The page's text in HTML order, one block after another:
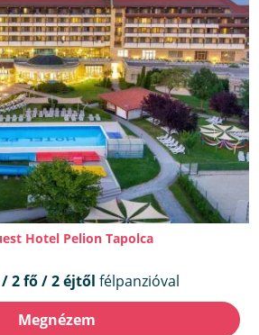
Hotel Pelion Tapolca
/ 2 fő / 2 éjtől félpanzióval
Megnézem